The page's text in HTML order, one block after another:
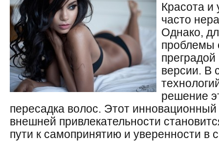
Красота и
часто
Однако,
проблемы
версии. В
решение
пересадка волос. Этот
внешней привлекательности
пути к самопринятию и уверенности в